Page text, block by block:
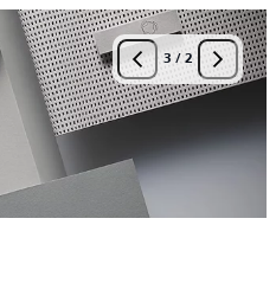
2
/
3